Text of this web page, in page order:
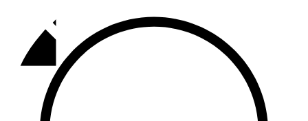
92,9 FM
Базарлы матак
107,1 FM
Балык бистәсе